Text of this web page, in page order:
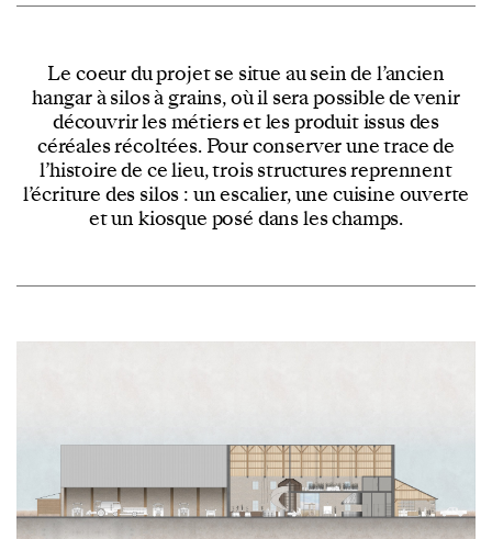
Le coeur du projet se situe au sein de l’ancien
hangar à silos à grains, où il sera possible de venir
découvrir les métiers et les produit issus des
céréales récoltées. Pour conserver une trace de
l’histoire de ce lieu, trois structures reprennent
l’écriture des silos : un escalier, une cuisine ouverte
et un kiosque posé dans les champs.